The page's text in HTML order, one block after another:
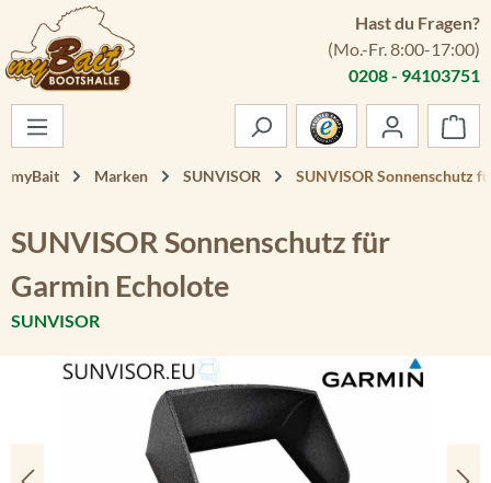
Zum Hauptinhalt springen
Hast du Fragen?
(Mo.-Fr. 8:00-17:00)
0208 - 94103751
myBait Marken SUNVISOR SUNVISOR Sonnenschutz
SUNVISOR Sonnenschutz für
Garmin Echolote
SUNVISOR
Bildergalerie überspringen